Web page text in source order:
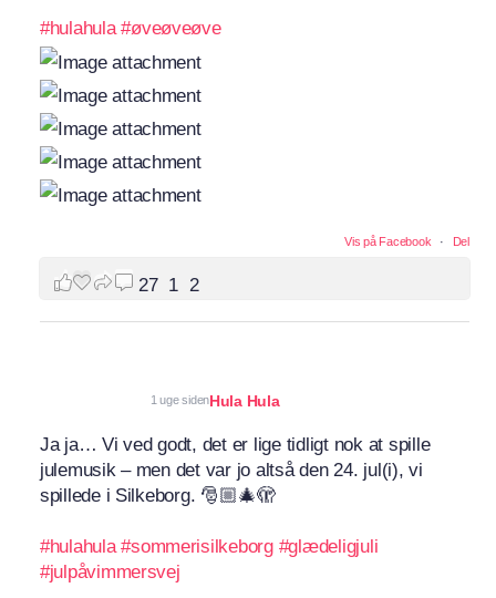
#hulahula #øveøveøve
Vis på Facebook · Del
27 1 2
Hula Hula
1 uge siden
Ja ja… Vi ved godt, det er lige tidligt nok at spille
julemusik – men det var jo altså den 24. jul(i), vi
spillede i Silkeborg. 🎅🏼🎄🫣
#hulahula #sommerisilkeborg #glædeligjuli
#julpåvimmersvej